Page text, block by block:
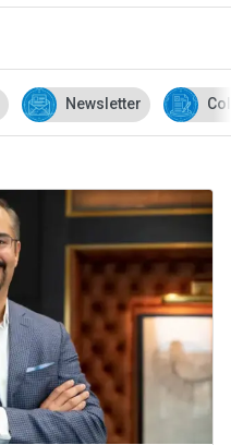
Columnas de opinión